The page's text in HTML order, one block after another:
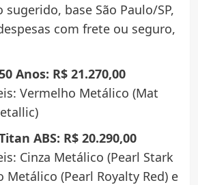
base São Paulo/SP,
com frete ou seguro,
Anos: R$ 21.270,00
Vermelho Metálico (Mat
ABS: R$ 20.290,00
Cinza Metálico (Pearl Stark
Metálico (Pearl Royalty Red) e